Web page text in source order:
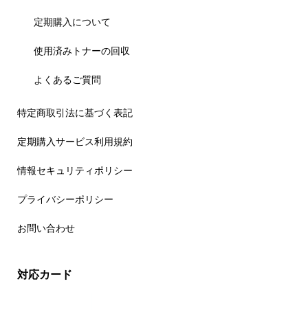
定期購入について
使用済みトナーの回収
よくあるご質問
特定商取引法に基づく表記
定期購入サービス利用規約
情報セキュリティポリシー
プライバシーポリシー
お問い合わせ
対応カード